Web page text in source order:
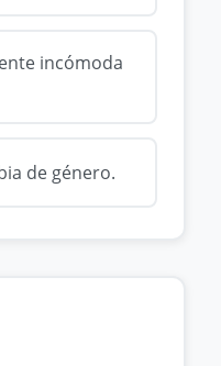
incómoda
de género.